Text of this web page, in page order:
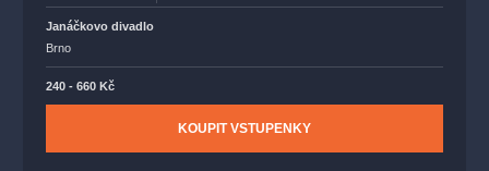
Janáčkovo divadlo
Brno
240 - 660 Kč
KOUPIT VSTUPENKY